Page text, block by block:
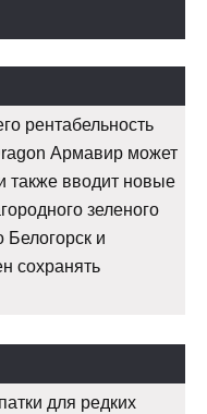
рентабельность
Армавир может
также вводит новые
зеленого
и
сохранять
для редких